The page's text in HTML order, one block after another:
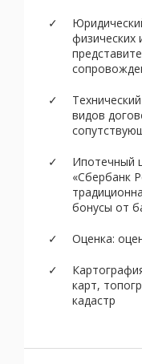
физических
видов
Ипотечный
«Сбербанк
бонусы от
Оценка:
карт,
кадастр